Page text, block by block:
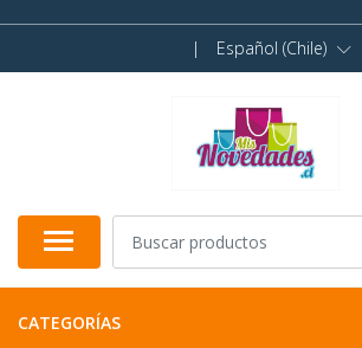
| Español (Chile)
CATEGORÍAS